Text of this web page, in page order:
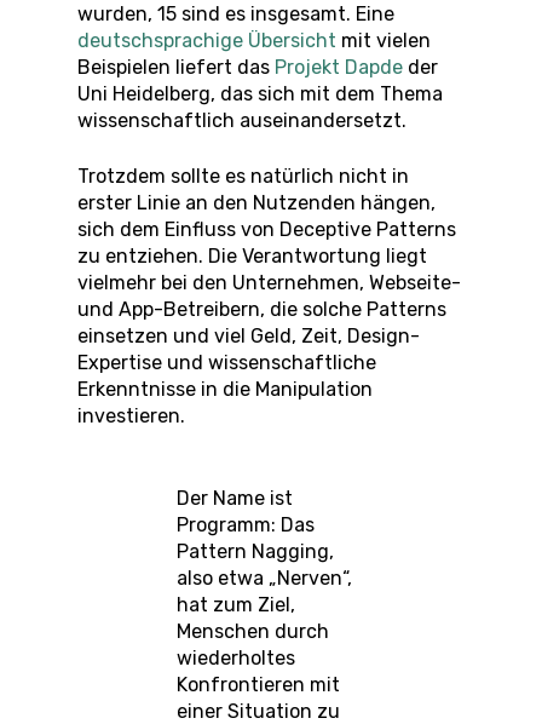
wurden, 15 sind es insgesamt. Eine
deutschsprachige Übersicht mit vielen
Beispielen liefert das Projekt Dapde der
Uni Heidelberg, das sich mit dem Thema
wissenschaftlich auseinandersetzt.
Trotzdem sollte es natürlich nicht in
erster Linie an den Nutzenden hängen,
sich dem Einfluss von Deceptive Patterns
zu entziehen. Die Verantwortung liegt
vielmehr bei den Unternehmen, Webseite-
und App-Betreibern, die solche Patterns
einsetzen und viel Geld, Zeit, Design-
Expertise und wissenschaftliche
Erkenntnisse in die Manipulation
investieren.
Der Name ist
Programm: Das
Pattern Nagging,
also etwa „Nerven“,
hat zum Ziel,
Menschen durch
wiederholtes
Konfrontieren mit
einer Situation zu